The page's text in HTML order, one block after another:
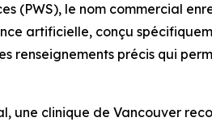
(PWS), le nom commercial
artificielle, conçu
renseignements précis qui
une clinique de Vancouver